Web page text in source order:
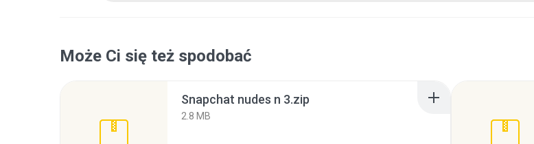
Może Ci się też spodobać
Snapchat nudes n 3.zip
2.8 MB